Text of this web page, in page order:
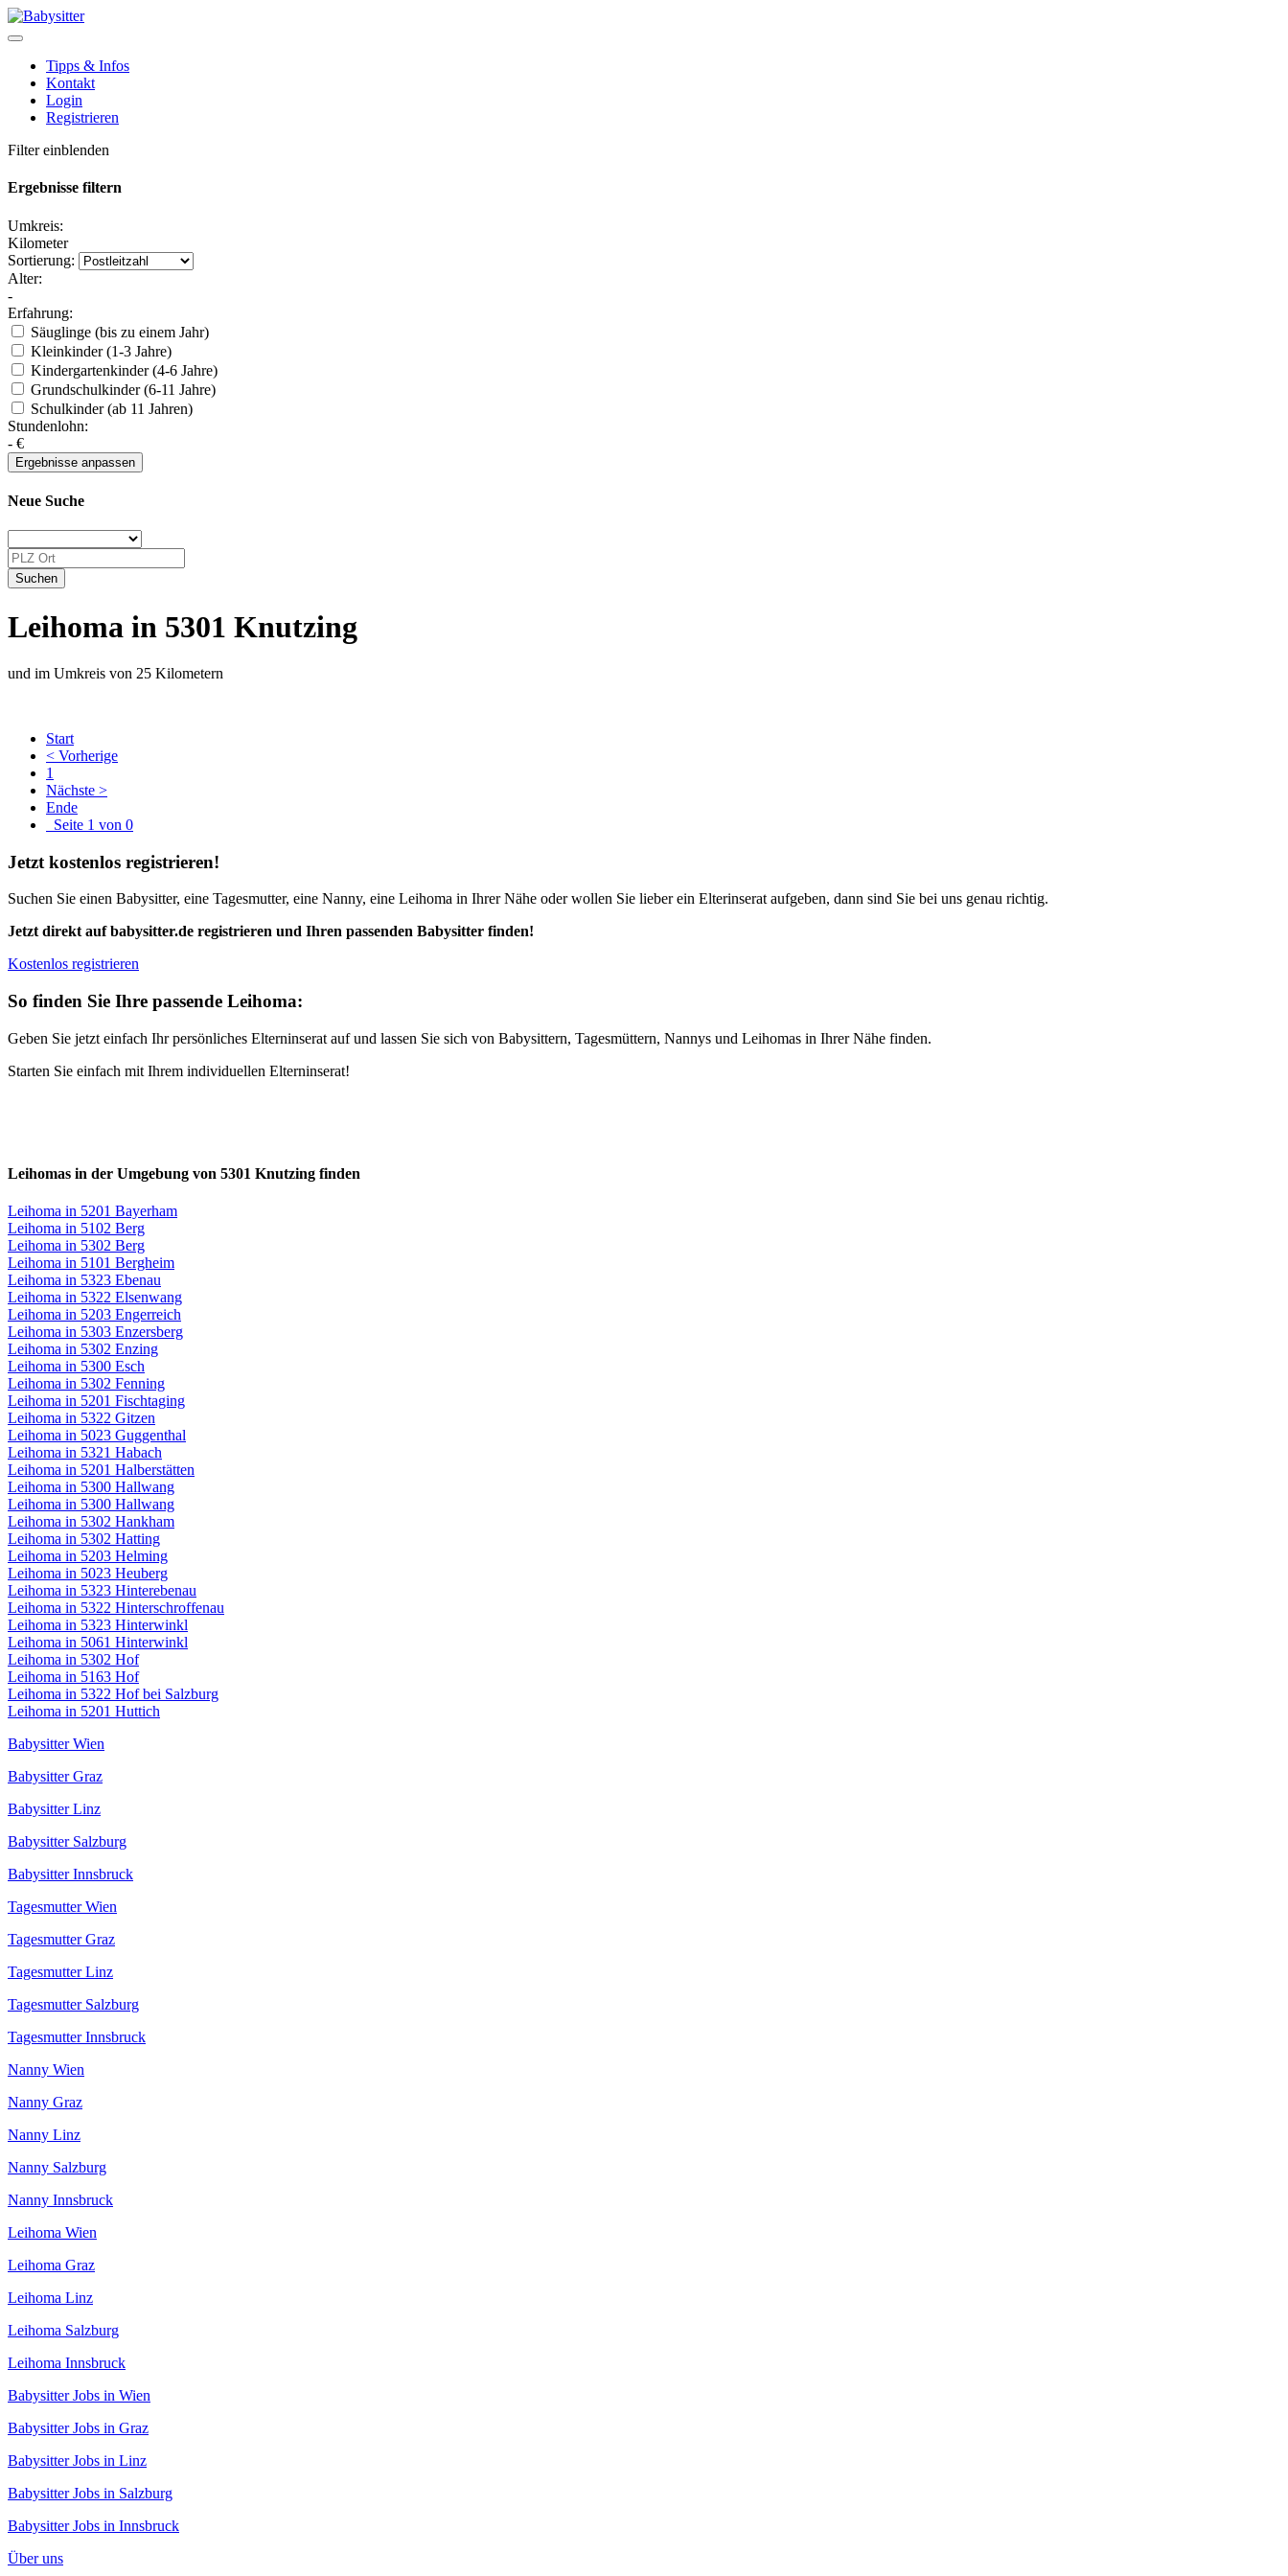
Tipps & Infos
Kontakt
Login
Registrieren
Filter einblenden
Ergebnisse filtern
Umkreis:
Kilometer
Sortierung:
Alter:
-
Erfahrung:
Säuglinge (bis zu einem Jahr)
Kleinkinder (1-3 Jahre)
Kindergartenkinder (4-6 Jahre)
Grundschulkinder (6-11 Jahre)
Schulkinder (ab 11 Jahren)
Stundenlohn:
- €
Neue Suche
Leihoma in 5301 Knutzing
und im Umkreis von 25 Kilometern
Start
< Vorherige
1
Nächste >
Ende
Seite 1 von 0
Jetzt kostenlos registrieren!
Suchen Sie einen Babysitter, eine Tagesmutter, eine Nanny, eine Leihoma in Ihrer Nähe oder wollen Sie lieber ein Elterinserat aufgeben, dann sind Sie bei uns genau richtig.
Jetzt direkt auf babysitter.de registrieren und Ihren passenden Babysitter finden!
Kostenlos registrieren
So finden Sie Ihre passende Leihoma:
Geben Sie jetzt einfach Ihr persönliches Elterninserat auf und lassen Sie sich von Babysittern, Tagesmüttern, Nannys und Leihomas in Ihrer Nähe finden.
Starten Sie einfach mit Ihrem individuellen Elterninserat!
Leihomas in der Umgebung von 5301 Knutzing finden
Leihoma in 5201 Bayerham
Leihoma in 5102 Berg
Leihoma in 5302 Berg
Leihoma in 5101 Bergheim
Leihoma in 5323 Ebenau
Leihoma in 5322 Elsenwang
Leihoma in 5203 Engerreich
Leihoma in 5303 Enzersberg
Leihoma in 5302 Enzing
Leihoma in 5300 Esch
Leihoma in 5302 Fenning
Leihoma in 5201 Fischtaging
Leihoma in 5322 Gitzen
Leihoma in 5023 Guggenthal
Leihoma in 5321 Habach
Leihoma in 5201 Halberstätten
Leihoma in 5300 Hallwang
Leihoma in 5300 Hallwang
Leihoma in 5302 Hankham
Leihoma in 5302 Hatting
Leihoma in 5203 Helming
Leihoma in 5023 Heuberg
Leihoma in 5323 Hinterebenau
Leihoma in 5322 Hinterschroffenau
Leihoma in 5323 Hinterwinkl
Leihoma in 5061 Hinterwinkl
Leihoma in 5302 Hof
Leihoma in 5163 Hof
Leihoma in 5322 Hof bei Salzburg
Leihoma in 5201 Huttich
Babysitter Wien
Babysitter Graz
Babysitter Linz
Babysitter Salzburg
Babysitter Innsbruck
Tagesmutter Wien
Tagesmutter Graz
Tagesmutter Linz
Tagesmutter Salzburg
Tagesmutter Innsbruck
Nanny Wien
Nanny Graz
Nanny Linz
Nanny Salzburg
Nanny Innsbruck
Leihoma Wien
Leihoma Graz
Leihoma Linz
Leihoma Salzburg
Leihoma Innsbruck
Babysitter Jobs in Wien
Babysitter Jobs in Graz
Babysitter Jobs in Linz
Babysitter Jobs in Salzburg
Babysitter Jobs in Innsbruck
Über uns